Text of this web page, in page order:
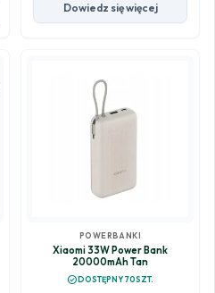
Dowiedz się więcej
POWERBANKI
Xiaomi 33W Power Bank
20000mAh Tan
check_circleDOSTĘPNY 70SZT.